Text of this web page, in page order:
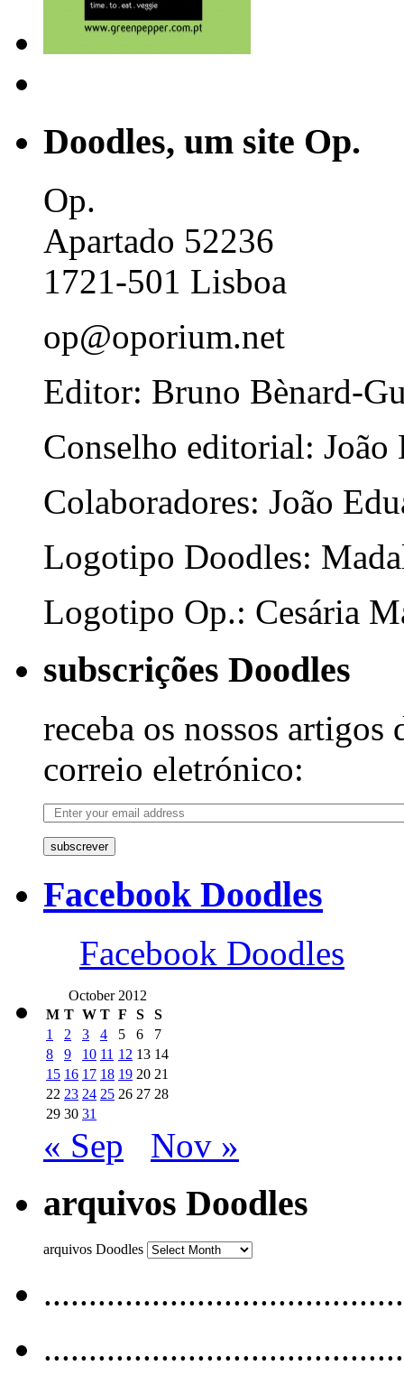
Doodles, um site Op.
Op.
Apartado 52236
1721-501 Lisboa
op@oporium.net
Editor: Bruno Bènard-
Conselho editorial: João
Colaboradores: João
Logotipo Doodles:
Logotipo Op.: Cesária
subscrições Doodles
receba os nossos artigos
correio eletrónico:
subscrever
Facebook Doodles
Facebook Doodles
October 2012
M T W T F S
S
1
2 3 4 5 6
7
8
9 10 11 12 13 14
15 16 17 18 19 20 21
22 23 24 25 26 27 28
29 30 31
« Sep Nov »
arquivos Doodles
arquivos Doodles